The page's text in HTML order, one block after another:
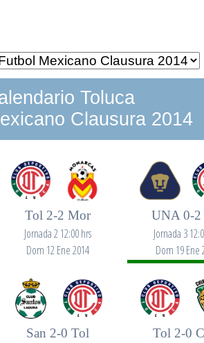
Toluca
Clausura 2014
Tol 2-2 Mor
Jornada 2 12:00 hrs
Dom 12 Ene 2014
UNA 0-2
Jornada 3
Dom 19 Ene
San 2-0 Tol Tol 2-0